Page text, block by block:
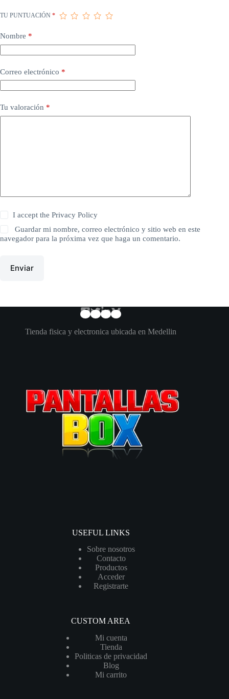
TU PUNTUACIÓN *
Nombre *
Correo electrónico *
Tu valoración *
I accept thePrivacy Policy
Guardar mi nombre, correo electrónico y sitio web en este
navegador para la próxima vez que haga un comentario.
Enviar
Tienda fisica y electronica ubicada en Medellin
USEFUL LINKS
Sobre nosotros
Contacto
Productos
Acceder
Registrarte
CUSTOM AREA
Mi cuenta
Tienda
Politicas de privacidad
Blog
Mi carrito